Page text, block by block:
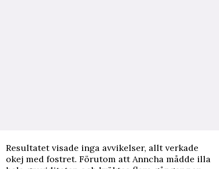
Resultatet visade inga avvikelser, allt verkade
okej med fostret. Förutom att Anncha mådde illa